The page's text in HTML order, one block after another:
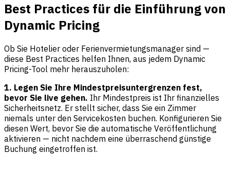
Best Practices für die Einführung von
Dynamic Pricing
Ob Sie Hotelier oder Ferienvermietungsmanager sind —
diese Best Practices helfen Ihnen, aus jedem Dynamic
Pricing-Tool mehr herauszuholen:
1. Legen Sie Ihre Mindestpreisuntergrenzen fest,
bevor Sie live gehen. Ihr Mindestpreis ist Ihr finanzielles
Sicherheitsnetz. Er stellt sicher, dass Sie ein Zimmer
niemals unter den Servicekosten buchen. Konfigurieren Sie
diesen Wert, bevor Sie die automatische Veröffentlichung
aktivieren — nicht nachdem eine überraschend günstige
Buchung eingetroffen ist.